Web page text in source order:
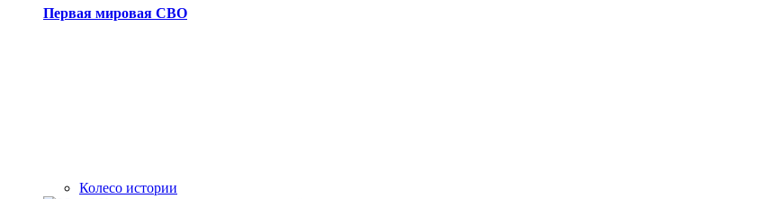
Первая мировая СВО
Колесо истории